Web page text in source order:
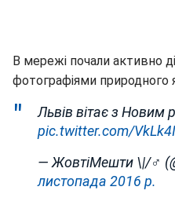
В мережі почали активно
фотографіями природного
Львів вітає з Новим
pic.twitter.com/
— ЖовтіМешти \|/♂
листопада 2016 р.